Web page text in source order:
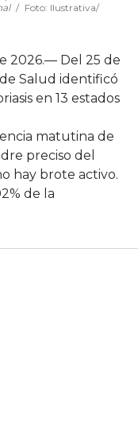
Foto: Ilustrativa/
2026.— Del 25 de
Salud identificó
en 13 estados
matutina de
preciso del
hay brote activo.
de la